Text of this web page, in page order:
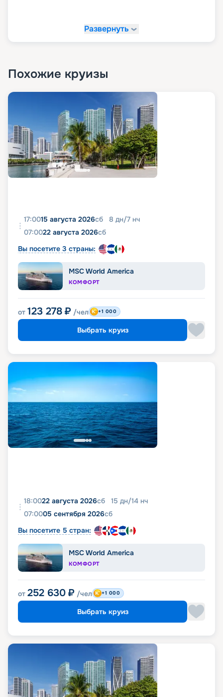
На сайте «Круиз.онлайн» рекомендуем купить
свой круиз мечты. У нас вы можете в
маршруты, схемы и планы палуб, описание,
расписание, характеристики и фото лайнера, а
также узнать цену круизов и прочитать отзывы
про них. Также на нашем сайте в пару кликов вы
можете оформить путевку в любое путешествие
в 2026 - 2027 гг. Рады напомнить, что благодаря
возможностям раннего бронирования вы
можете сделать ваше путешествие еще и
выгодным.
Развернуть
Похожие круизы
17:0015 августа 2026сб 8 дн/7 нч
07:0022 августа 2026сб
Вы посетите 3 страны:
MSC World America
КОМФОРТ
от 123 278 ₽ /чел +1 000
Выбрать круиз
18:0022 августа 2026сб 15 дн/14 нч
07:0005 сентября 2026сб
Вы посетите 5 стран:
MSC World America
КОМФОРТ
от 252 630 ₽ /чел +1 000
Выбрать круиз